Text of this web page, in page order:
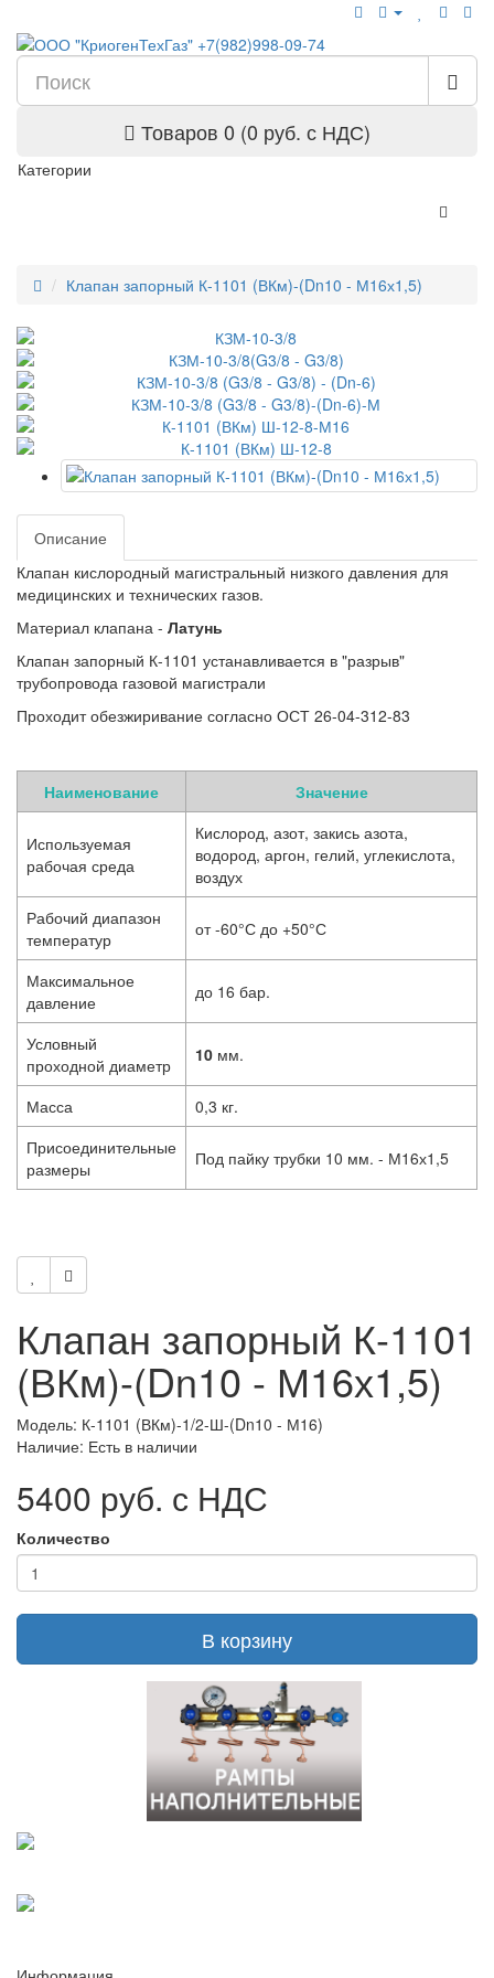
Товаров 0 (0 руб. с НДС)
Категории
Клапан запорный К-1101 (ВКм)-(Dn10 - М16х1,5)
Описание
Клапан кислородный магистральный низкого давления для
медицинских и технических газов.
Материал клапана - Латунь
Клапан запорный К-1101 устанавливается в "разрыв"
трубопровода газовой магистрали
Проходит обезжиривание согласно ОСТ 26-04-312-83
Наименование Значение
Используемая
рабочая среда
Кислород, азот, закись азота,
водород, аргон, гелий, углекислота,
воздух
Рабочий диапазон
температур
от -60°С до +50°С
Максимальное
давление
до 16 бар.
Условный
проходной диаметр
10 мм.
Масса
0,3 кг.
Присоединительные
размеры
Под пайку трубки 10 мм. - М16х1,5
Клапан запорный К-1101
(ВКм)-(Dn10 - М16х1,5)
Модель: К-1101 (ВКм)-1/2-Ш-(Dn10 - М16)
Наличие: Есть в наличии
5400 руб. с НДС
Количество
В корзину